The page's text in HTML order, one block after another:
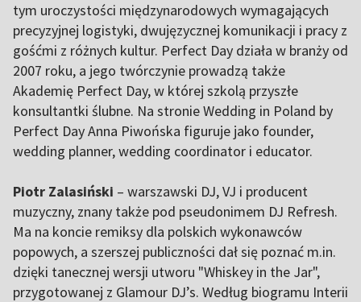
tym uroczystości międzynarodowych wymagających
precyzyjnej logistyki, dwujęzycznej komunikacji i pracy z
gośćmi z różnych kultur. Perfect Day działa w branży od
2007 roku, a jego twórczynie prowadzą także
Akademię Perfect Day, w której szkolą przyszłe
konsultantki ślubne. Na stronie Wedding in Poland by
Perfect Day Anna Piwońska figuruje jako founder,
wedding planner, wedding coordinator i educator.
Piotr Zalasiński – warszawski DJ, VJ i producent
muzyczny, znany także pod pseudonimem DJ Refresh.
Ma na koncie remiksy dla polskich wykonawców
popowych, a szerszej publiczności dał się poznać m.in.
dzięki tanecznej wersji utworu "Whiskey in the Jar",
przygotowanej z Glamour DJ’s. Według biogramu Interii